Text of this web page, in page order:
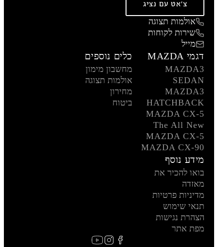
צ'אט עם נציג
אולמות תצוגה
שירות לקוחות
מייל
דגמי MAZDA
MAZDA3
SEDAN
MAZDA3
HATCHBACK
MAZDA CX-5
The All New
MAZDA CX-5
MAZDA CX-90
כלים נוספים
מחשבון מימון
אולמות תצוגה
מחירון
ביטוח
מידע נוסף
בואו להכיר את
מאזדה
מדיניות פרטיות
תנאי שימוש
הצהרת נגישות
מפת אתר